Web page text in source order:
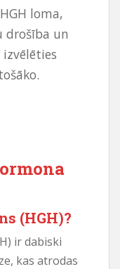
loma,
drošība un
(HGH)?
ir dabiski
kas atrodas